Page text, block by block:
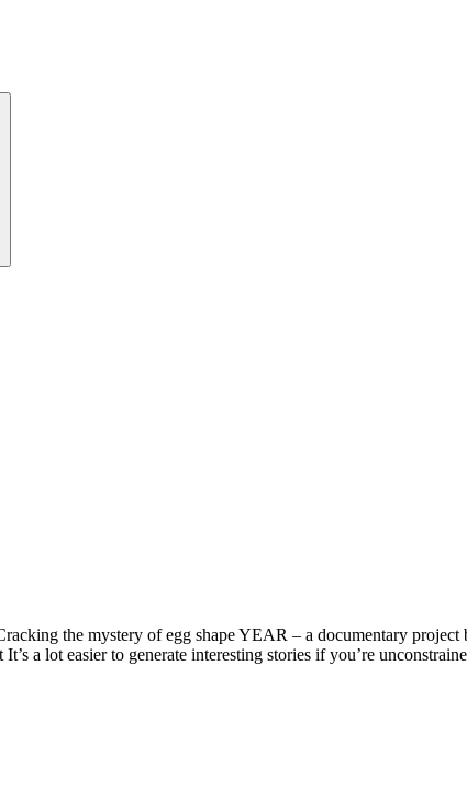
the mystery of egg shape YEAR – a documentary
a lot easier to generate interesting stories if you’re